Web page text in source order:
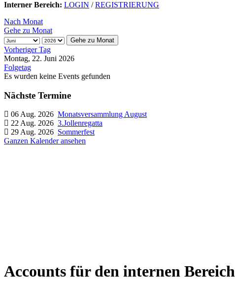
Interner Bereich: LOGIN /REGISTRIERUNG
Nach Monat
Gehe zu Monat
Gehe zu Monat
Vorheriger Tag
Montag, 22. Juni 2026
Folgetag
Es wurden keine Events gefunden
Nächste Termine
06 Aug. 2026 Monatsversammlung August
22 Aug. 2026 3.Jollenregatta
29 Aug. 2026 Sommerfest
Ganzen Kalender ansehen
Accounts für den internen Bereich